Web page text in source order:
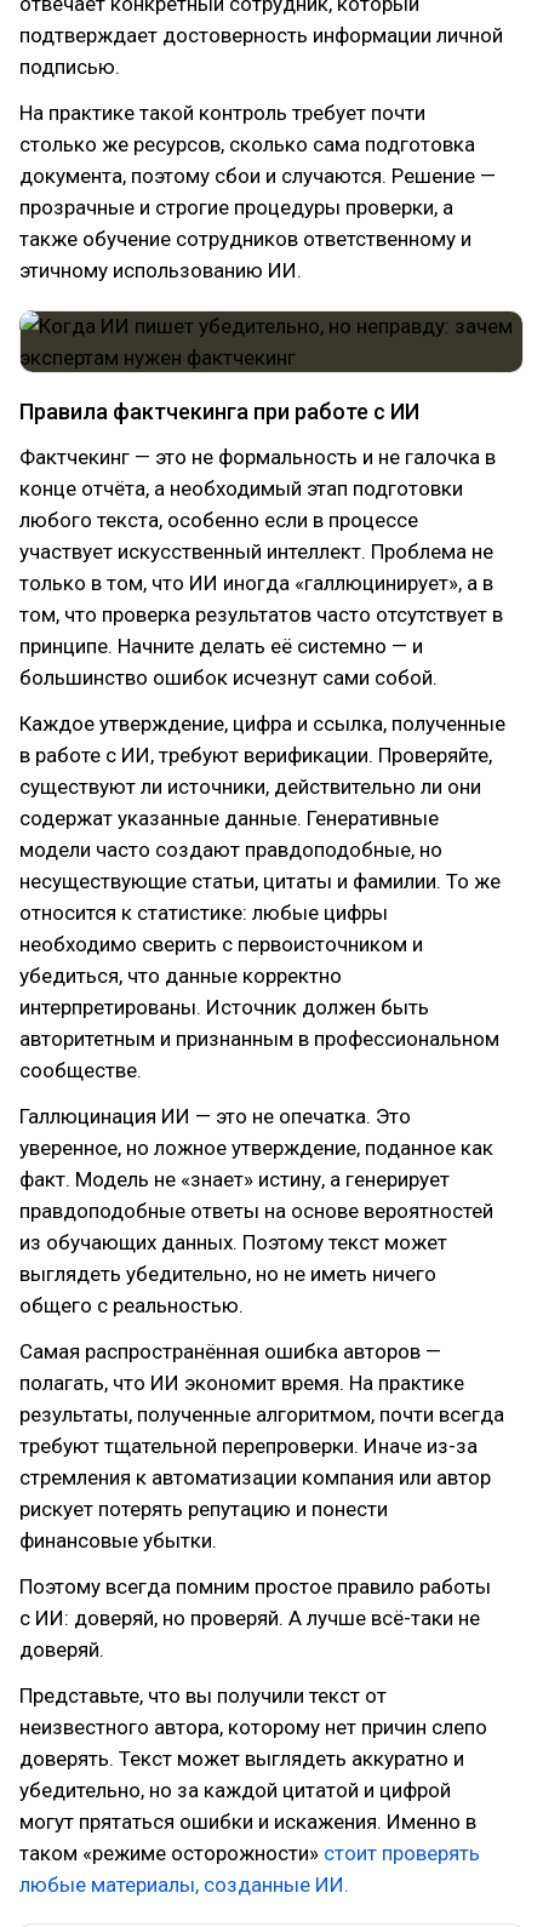
подтверждает достоверность информации личной
подписью.
На практике такой контроль требует почти
столько же ресурсов, сколько сама подготовка
документа, поэтому сбои и случаются. Решение —
прозрачные и строгие процедуры проверки, а
также обучение сотрудников ответственному и
этичному использованию ИИ.
Правила фактчекинга при работе с ИИ
Фактчекинг — это не формальность и не галочка в
конце отчёта, а необходимый этап подготовки
любого текста, особенно если в процессе
участвует искусственный интеллект. Проблема не
только в том, что ИИ иногда «галлюцинирует», а в
том, что проверка результатов часто отсутствует в
принципе. Начните делать её системно — и
большинство ошибок исчезнут сами собой.
Каждое утверждение, цифра и ссылка, полученные
в работе с ИИ, требуют верификации. Проверяйте,
существуют ли источники, действительно ли они
содержат указанные данные. Генеративные
модели часто создают правдоподобные, но
несуществующие статьи, цитаты и фамилии. То же
относится к статистике: любые цифры
необходимо сверить с первоисточником и
убедиться, что данные корректно
интерпретированы. Источник должен быть
авторитетным и признанным в профессиональном
сообществе.
Галлюцинация ИИ — это не опечатка. Это
уверенное, но ложное утверждение, поданное как
факт. Модель не «знает» истину, а генерирует
правдоподобные ответы на основе вероятностей
из обучающих данных. Поэтому текст может
выглядеть убедительно, но не иметь ничего
общего с реальностью.
Самая распространённая ошибка авторов —
полагать, что ИИ экономит время. На практике
результаты, полученные алгоритмом, почти всегда
требуют тщательной перепроверки. Иначе из-за
стремления к автоматизации компания или автор
рискует потерять репутацию и понести
финансовые убытки.
Поэтому всегда помним простое правило работы
с ИИ: доверяй, но проверяй. А лучше всё-таки не
доверяй.
Представьте, что вы получили текст от
неизвестного автора, которому нет причин слепо
доверять. Текст может выглядеть аккуратно и
убедительно, но за каждой цитатой и цифрой
могут прятаться ошибки и искажения. Именно в
таком «режиме осторожности» стоит проверять
любые материалы, созданные ИИ.